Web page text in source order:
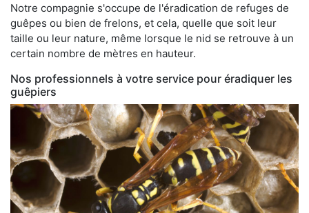
Notre compagnie s'occupe de l'éradication de refuges de
guêpes ou bien de frelons, et cela, quelle que soit leur
taille ou leur nature, même lorsque le nid se retrouve à un
certain nombre de mètres en hauteur.
Nos professionnels à votre service pour éradiquer les
guêpiers